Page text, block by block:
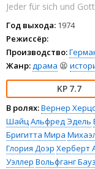
Jeder für sich und
Год выхода: 1974
Режиссёр:
Производство:
Жанр:драма 😫
7.7
В ролях:Вернер
ШайцАльфред Эдель
Бригитта Мира
Глория Доэр Херберт
Уэллер Вольфганг